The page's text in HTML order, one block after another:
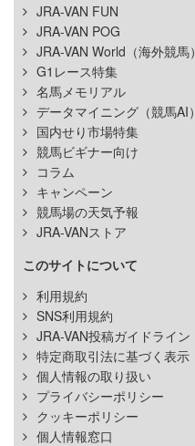
JRA-VAN FUN
JRA-VAN POG
JRA-VAN World（海外競馬）
G1レース特集
名馬メモリアル
データマイニング（競馬AI）
国内せり市場特集
競馬ビギナー向け
コラム
キャンペーン
競馬場の天気予報
JRA-VANストア
このサイトについて
利用規約
SNS利用規約
JRA-VAN投稿ガイドライン
特定商取引法に基づく表示
個人情報の取り扱い
プライバシーポリシー
クッキーポリシー
個人情報窓口